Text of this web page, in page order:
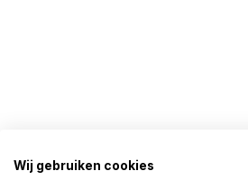
Wij gebruiken cookies